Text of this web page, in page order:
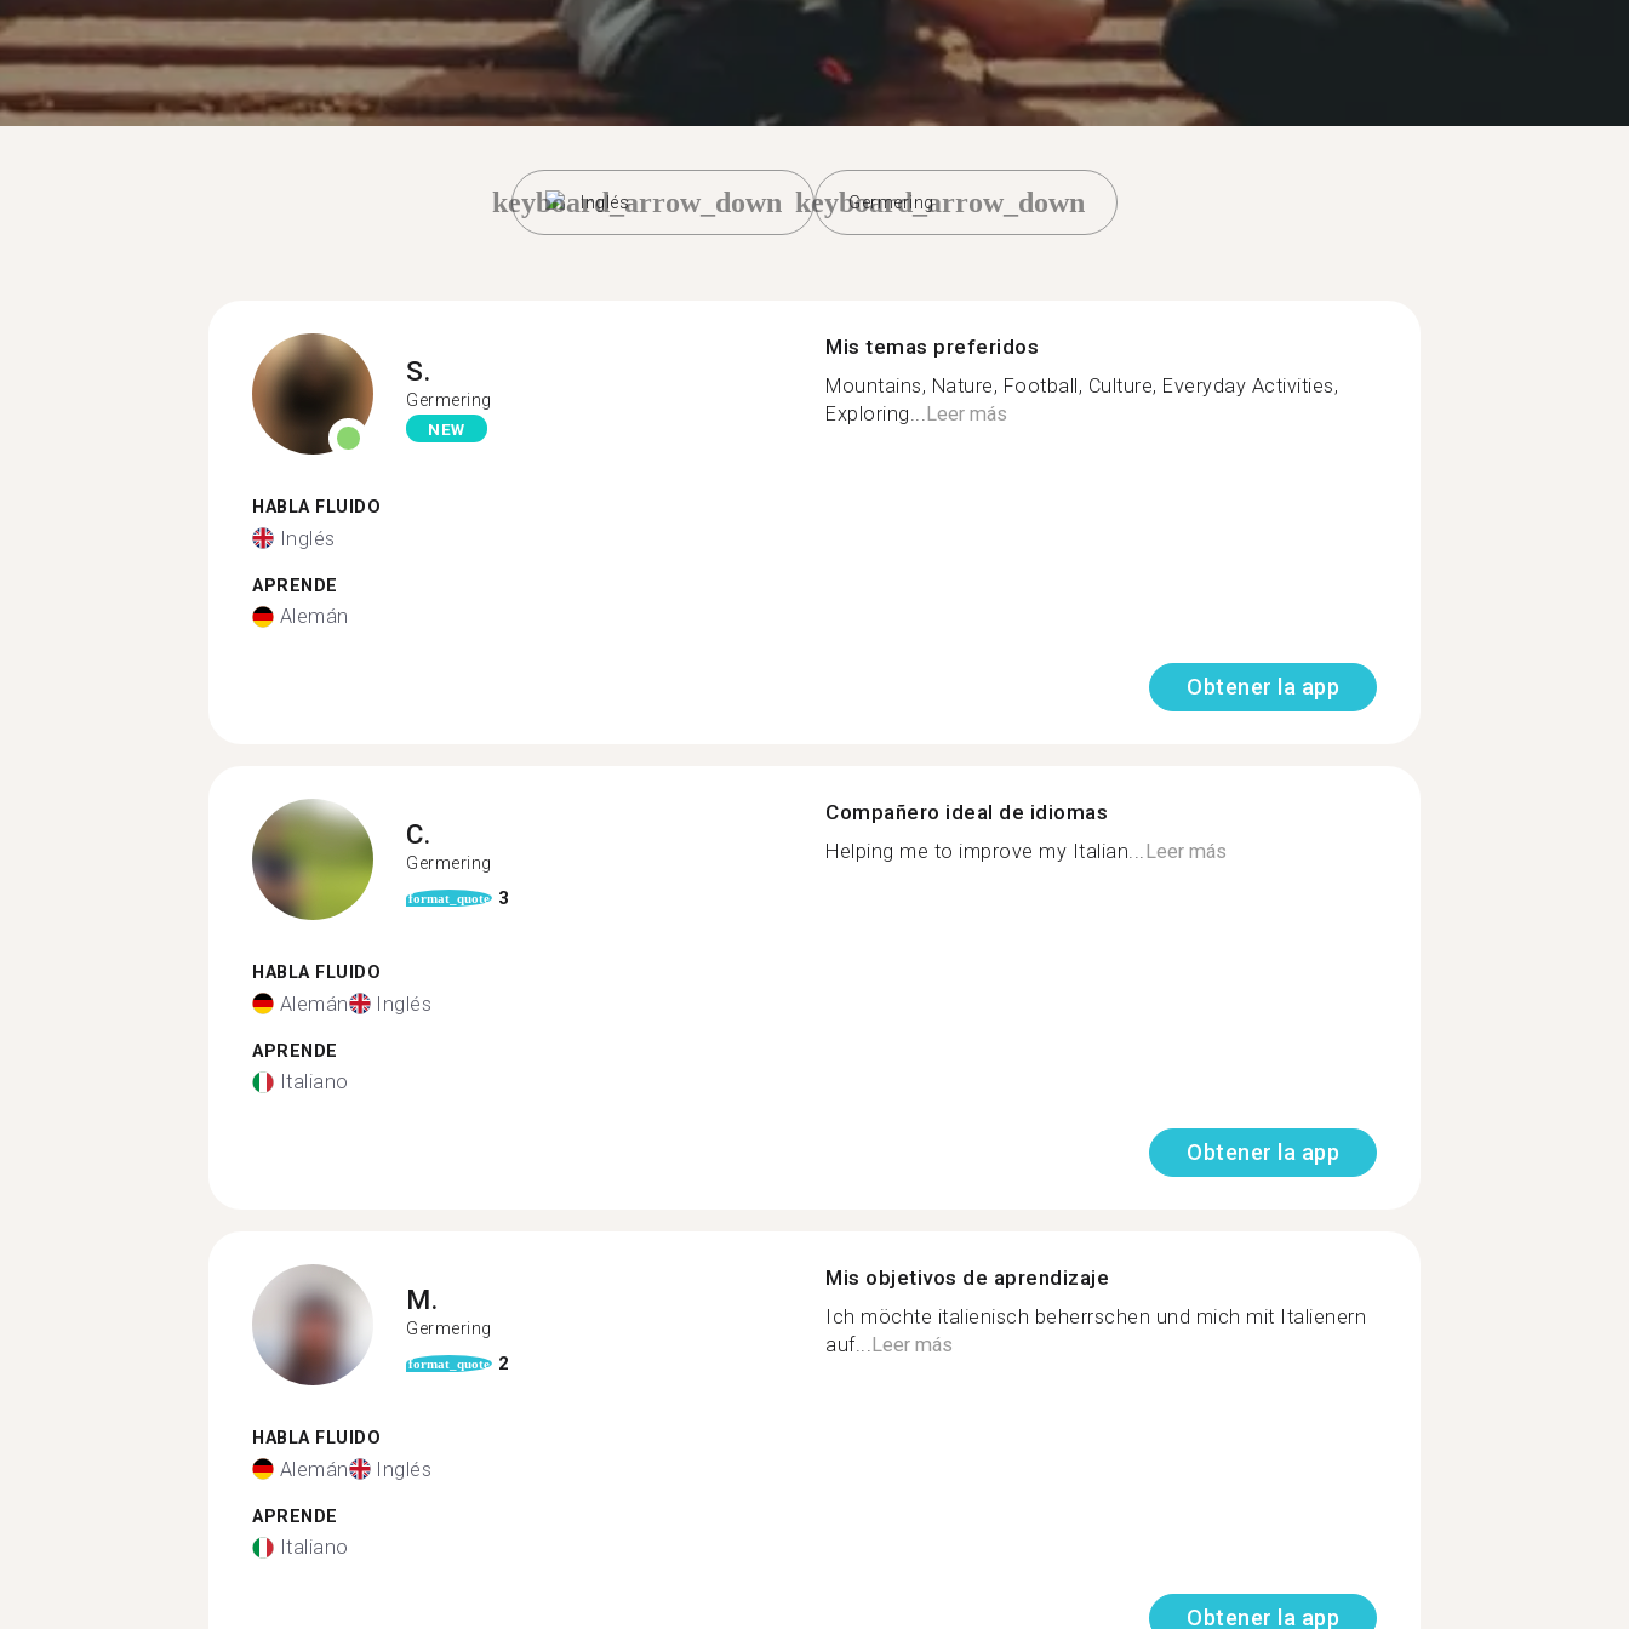
Inglés
keyboard_arrow_down Germering
keyboard_arrow_down
S.
Germering
NEW
HABLA FLUIDO
Inglés
APRENDE
Alemán
Mis temas preferidos
Mountains, Nature, Football, Culture, Everyday Activities,
Exploring...Leer más
Obtener la app
C.
Germering
format_quote 3
HABLA FLUIDO
Alemán Inglés
APRENDE
Italiano
Compañero ideal de idiomas
Helping me to improve my Italian...Leer más
Obtener la app
M.
Germering
format_quote 2
HABLA FLUIDO
Alemán Inglés
APRENDE
Italiano
Mis objetivos de aprendizaje
Ich möchte italienisch beherrschen und mich mit Italienern
auf...Leer más
Obtener la app